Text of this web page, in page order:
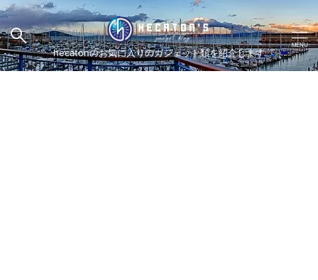
hecatonのお気に入りのガジェット類を紹介します